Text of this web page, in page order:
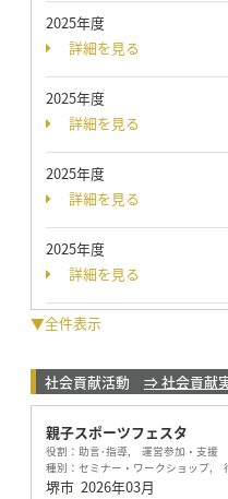
2025年度
詳細を見る
2025年度
詳細を見る
2025年度
詳細を見る
2025年度
詳細を見る
▼全件表示
社会貢献活動 ⇒ 社会貢献
親子スポーツフェスタ
役割： 助言･指導, 運営参加・支援
種別： セミナー・ワークショップ,
堺市 2026年03月